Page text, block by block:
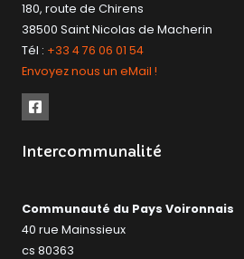
180, route de Chirens
38500 Saint Nicolas de Macherin
Tél : +33 4 76 06 01 54
Envoyez nous un eMail !
Intercommunalité
Communauté du Pays Voironnais
40 rue Mainssieux
cs 80363